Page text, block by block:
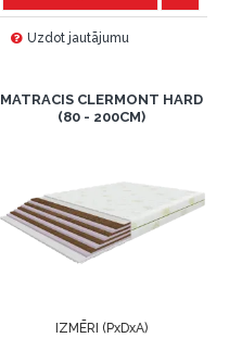
Uzdot jautājumu
MATRACIS CLERMONT HARD
(80 - 200CM)
IZMĒRI (PxDxA)